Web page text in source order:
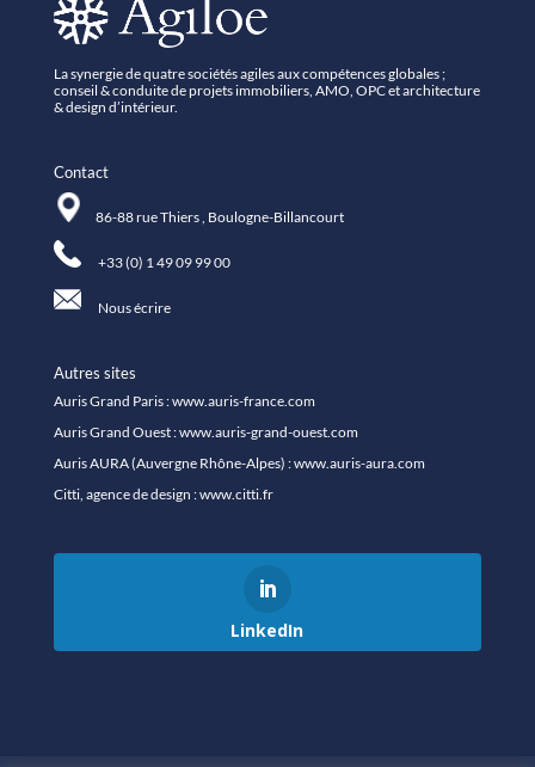
La synergie de quatre sociétés agiles aux compétences globales ;
conseil & conduite de projets immobiliers, AMO, OPC et architecture
& design d’intérieur.
Contact
86-88 rue Thiers , Boulogne-Billancourt
+33 (0) 1 49 09 99 00
Nous écrire
Autres sites
Auris Grand Paris :www.auris-france.com
Auris Grand Ouest :www.auris-grand-ouest.com
Auris AURA (Auvergne Rhône-Alpes) :www.auris-aura.com
Citti, agence de design :www.citti.fr
LinkedIn